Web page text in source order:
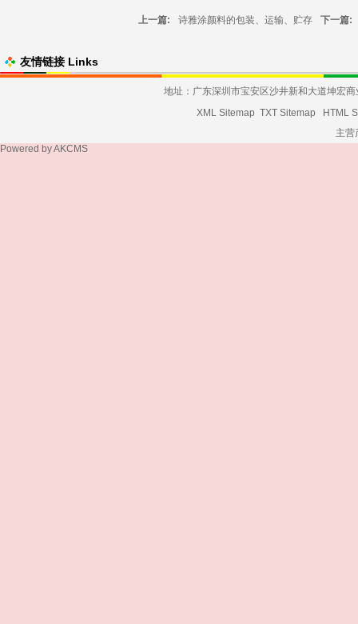
上一篇: 诗雅涂颜料的包装、运输、贮存 下一篇:
友情链接 Links
地址：广东深圳市宝安区沙井新和大道坤
XML Sitemap TXT Sitemap
HTML
主营
Powered byAKCMS